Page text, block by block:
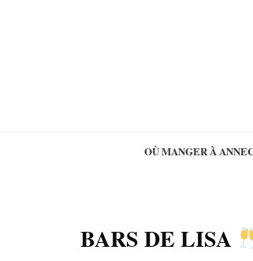
OÙ MANGER À
BARS DE LISA